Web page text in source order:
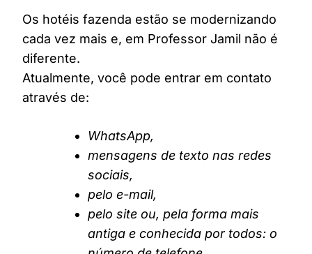
Os hotéis fazenda estão se modernizando
cada vez mais e, em Professor Jamil não é
diferente.
Atualmente, você pode entrar em contato
através de:
WhatsApp,
mensagens de texto nas redes
sociais,
pelo e-mail,
pelo site ou, pela forma mais
antiga e conhecida por todos: o